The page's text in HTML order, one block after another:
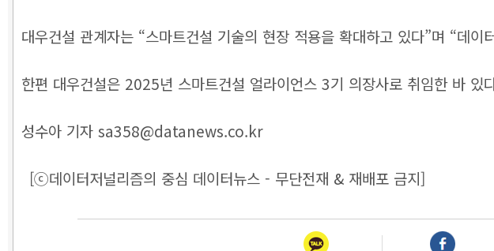
대우건설 관계자는 “스마트건설 기술의 현장 적용을 확대하고 있다”며 “데
한편 대우건설은 2025년 스마트건설 얼라이언스 3기 의장사로 취임한 바 있
성수아 기자 sa358@datanews.co.kr
[ⓒ데이터저널리즘의 중심 데이터뉴스 - 무단전재 & 재배포 금지]